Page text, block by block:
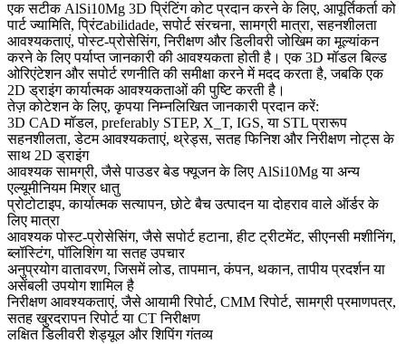
एक सटीक AlSi10Mg 3D प्रिंटिंग कोट प्रदान करने के लिए, आपूर्तिकर्ता को
पार्ट ज्यामिति, प्रिंटabilidade, सपोर्ट संरचना, सामग्री मात्रा, सहनशीलता
आवश्यकताएं, पोस्ट-प्रोसेसिंग, निरीक्षण और डिलीवरी जोखिम का मूल्यांकन
करने के लिए पर्याप्त जानकारी की आवश्यकता होती है। एक 3D मॉडल बिल्ड
ओरिएंटेशन और सपोर्ट रणनीति की समीक्षा करने में मदद करता है, जबकि एक
2D ड्राइंग कार्यात्मक आवश्यकताओं की पुष्टि करती है।
तेज़ कोटेशन के लिए, कृपया निम्नलिखित जानकारी प्रदान करें:
3D CAD मॉडल, preferably STEP, X_T, IGS, या STL प्रारूप
सहनशीलता, डेटम आवश्यकताएं, थ्रेड्स, सतह फिनिश और निरीक्षण नोट्स के
साथ 2D ड्राइंग
आवश्यक सामग्री, जैसे पाउडर बेड फ्यूजन के लिए AlSi10Mg या अन्य
एल्यूमीनियम मिश्र धातु
प्रोटोटाइप, कार्यात्मक सत्यापन, छोटे बैच उत्पादन या दोहराव वाले ऑर्डर के
लिए मात्रा
आवश्यक पोस्ट-प्रोसेसिंग, जैसे सपोर्ट हटाना, हीट ट्रीटमेंट, सीएनसी मशीनिंग,
ब्लॉस्टिंग, पॉलिशिंग या सतह उपचार
अनुप्रयोग वातावरण, जिसमें लोड, तापमान, कंपन, थकान, तापीय प्रदर्शन या
असेंबली उपयोग शामिल है
निरीक्षण आवश्यकताएं, जैसे आयामी रिपोर्ट, CMM रिपोर्ट, सामग्री प्रमाणपत्र,
सतह खुरदरापन रिपोर्ट या CT निरीक्षण
लक्षित डिलीवरी शेड्यूल और शिपिंग गंतव्य